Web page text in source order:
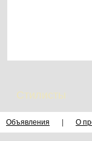
Стилисты
Объявления О